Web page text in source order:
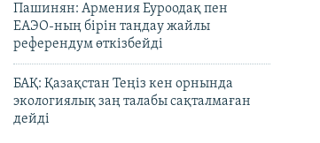
Пашинян: Армения Еуроодақ пен
ЕАЭО-ның бірін таңдау жайлы
референдум өткізбейді
БАҚ: Қазақстан Теңіз кен орнында
экологиялық заң талабы сақталмаған
дейді